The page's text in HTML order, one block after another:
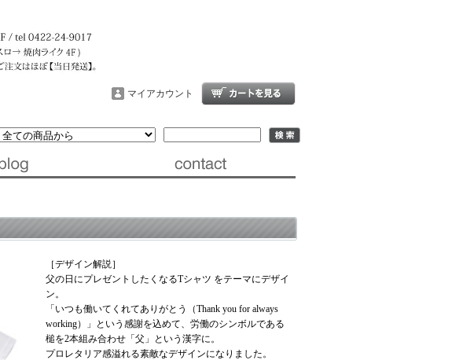
マイアカウント
［デザイン解説］
父の日にプレゼントしたくなるTシャツ をテーマにデザイ
ン。
「いつも働いてくれてありがとう（Thank you for always
working）」という感謝を込めて、労働のシンボルである
槌を2本組み合わせ「父」という漢字に。
プロレタリア感溢れる素敵なデザインになりました。